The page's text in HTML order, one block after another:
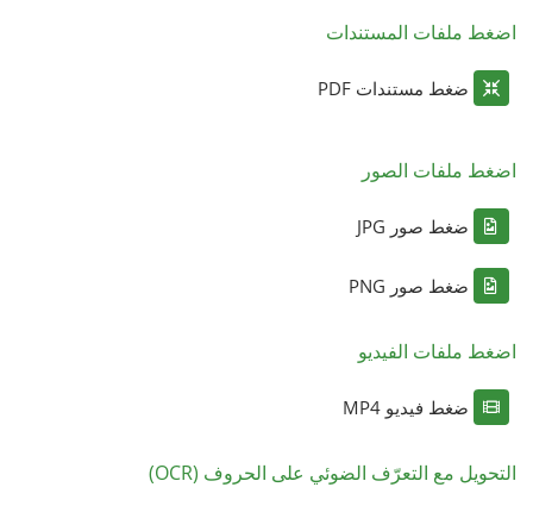
اضغط ملفات المستندات
ضغط مستندات PDF
اضغط ملفات الصور
ضغط صور JPG
ضغط صور PNG
اضغط ملفات الفيديو
ضغط فيديو MP4
التحويل مع التعرّف الضوئي على الحروف (OCR)